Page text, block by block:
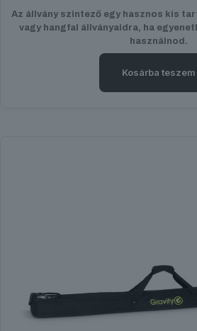
Az állvány szintező egy hasznos kis
vagy hangfal állványaidra, ha
használnod.
Kosárba teszem